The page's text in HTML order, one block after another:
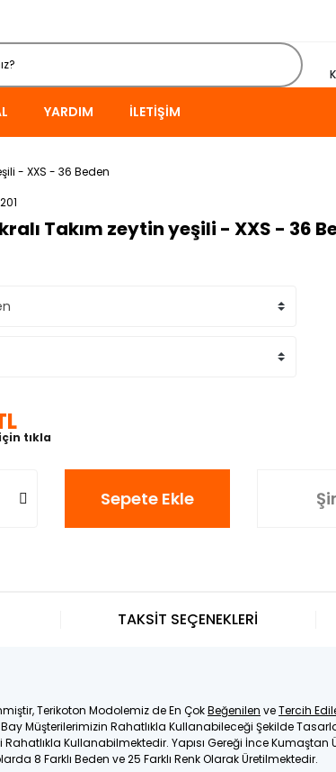
YARDIM İLETIŞIM
- XXS - 36 Beden
Takım zeytin yeşili - XXS - 36
için tıkla
Sepete Ekle
Terikoton Modolemiz de En ÇokBeğenilen veTercih
Müşterilerimizin Rahatlıkla Kullanabileceği Şekilde
Rahatlıkla Kullanabilmektedir. Yapısı Gereği İnce Kumaştan
8 Farklı Beden ve 25 Farklı Renk Olarak Üretilmektedir.
TAKSİT SEÇENEKLERİ